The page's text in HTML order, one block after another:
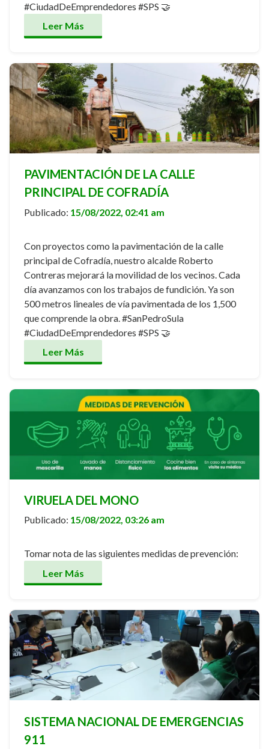
#CiudadDeEmprendedores #SPS 🤝
Leer Más
PAVIMENTACIÓN DE LA CALLE
PRINCIPAL DE COFRADÍA
Publicado: 15/08/2022, 02:41 am
Con proyectos como la pavimentación de la calle
principal de Cofradía, nuestro alcalde Roberto
Contreras mejorará la movilidad de los vecinos. Cada
día avanzamos con los trabajos de fundición. Ya son
500 metros lineales de vía pavimentada de los 1,500
que comprende la obra. #SanPedroSula
#CiudadDeEmprendedores #SPS 🤝
Leer Más
VIRUELA DEL MONO
Publicado: 15/08/2022, 03:26 am
Tomar nota de las siguientes medidas de prevención:
Leer Más
SISTEMA NACIONAL DE EMERGENCIAS
911